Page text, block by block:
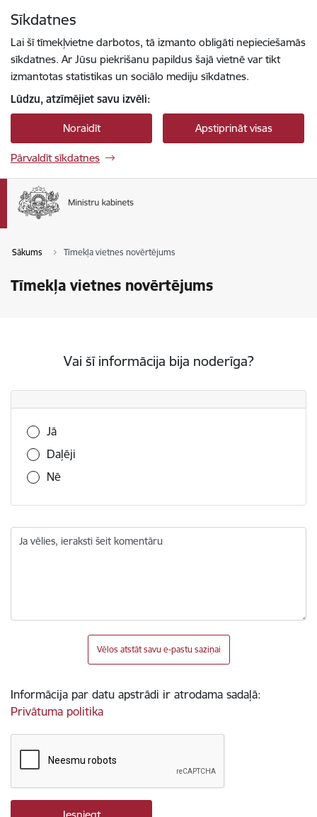
Sīkdatnes
Lai šī tīmekļvietne darbotos, tā izmanto obligāti nepieciešamās
sīkdatnes. Ar Jūsu piekrišanu papildus šajā vietnē var tikt
izmantotas statistikas un sociālo mediju sīkdatnes.
Lūdzu, atzīmējiet savu izvēli:
Noraidīt Apstiprināt visas
Pārvaldīt sīkdatnes
Sākums Tīmekļa vietnes novērtējums
Tīmekļa vietnes novērtējums
Vai šī informācija bija noderīga?
Vai šī informācija bija noderīga?
Jā
Daļēji
Nē
Ja vēlies, ieraksti šeit komentāru
Vēlos atstāt savu e-pastu saziņai
Informācija par datu apstrādi ir atrodama sadaļā:
Privātuma politika